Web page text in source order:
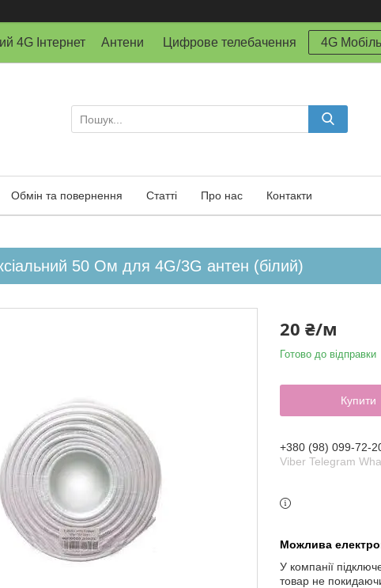
4G Інтернет Антени Цифрове телебачення 4G
Обмін та повернення Статті Про нас Контакти
50 Ом для 4G/3G антен (білий)
20 ₴/м
Готово до відправки
Купити
+380 (98) 099-72-
Viber Telegram
У компанії
товар не